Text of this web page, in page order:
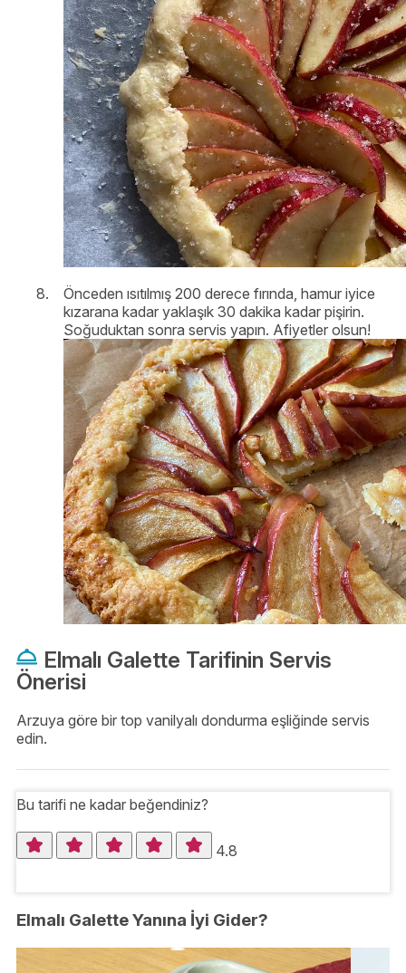
Önceden ısıtılmış 200 derece fırında, hamur iyice
kızarana kadar yaklaşık 30 dakika kadar pişirin.
Soğuduktan sonra servis yapın. Afiyetler olsun!
Elmalı Galette Tarifinin Servis
Önerisi
Arzuya göre bir top vanilyalı dondurma eşliğinde servis
edin.
Bu tarifi ne kadar beğendiniz?
4.8
Elmalı Galette Yanına İyi Gider?